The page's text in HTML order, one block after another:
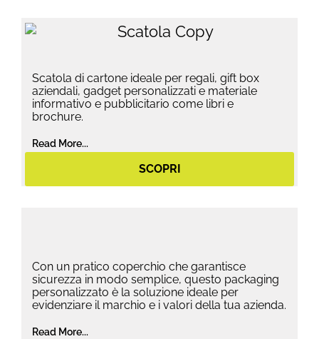
Scatola di cartone ideale per regali, gift box
aziendali, gadget personalizzati e materiale
informativo e pubblicitario come libri e
brochure.
Read More...
SCOPRI
Con un pratico coperchio che garantisce
sicurezza in modo semplice, questo packaging
personalizzato è la soluzione ideale per
evidenziare il marchio e i valori della tua azienda.
Read More...